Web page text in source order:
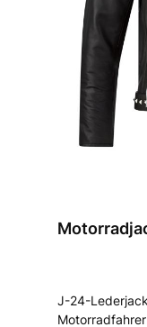
J-24-
Motorradfahrer